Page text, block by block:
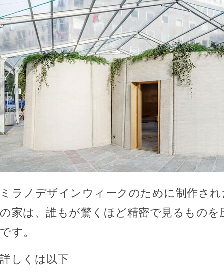
ミラノデザインウィークのために制作さ
の家は、誰もが驚くほど精密で見るものを
です。
詳しくは以下